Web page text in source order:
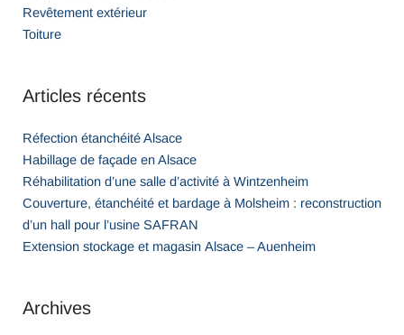
Revêtement extérieur
Toiture
Articles récents
Réfection étanchéité Alsace
Habillage de façade en Alsace
Réhabilitation d’une salle d’activité à Wintzenheim
Couverture, étanchéité et bardage à Molsheim : reconstruction
d’un hall pour l’usine SAFRAN
Extension stockage et magasin Alsace – Auenheim
Archives